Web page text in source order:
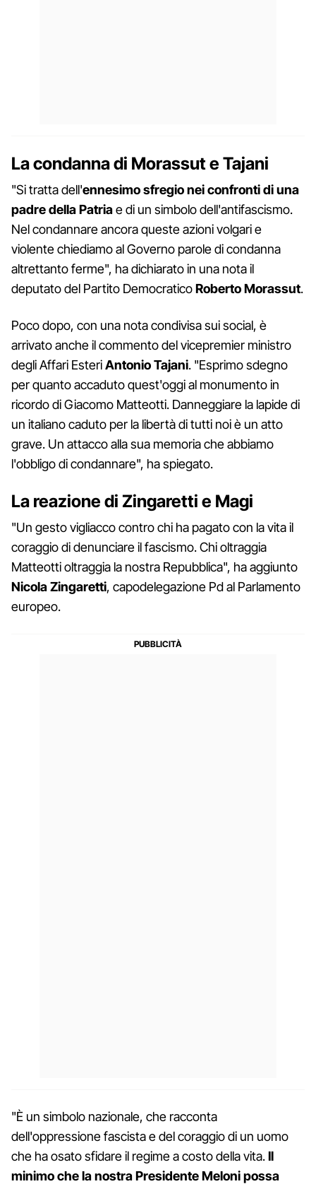
La condanna di Morassut e Tajani
"Si tratta dell'ennesimo sfregio nei confronti di una
padre della Patriae di un simbolo dell'antifascismo.
Nel condannare ancora queste azioni volgari e
violente chiediamo al Governo parole di condanna
altrettanto ferme", ha dichiarato in una nota il
deputato del Partito DemocraticoRoberto Morassut.
Poco dopo, con una nota condivisa sui social, è
arrivato anche il commento del vicepremier ministro
degli Affari EsteriAntonio Tajani. "Esprimo sdegno
per quanto accaduto quest'oggi al monumento in
ricordo di Giacomo Matteotti. Danneggiare la lapide di
un italiano caduto per la libertà di tutti noi è un atto
grave. Un attacco alla sua memoria che abbiamo
l'obbligo di condannare", ha spiegato.
La reazione di Zingaretti e Magi
"Un gesto vigliacco contro chi ha pagato con la vita il
coraggio di denunciare il fascismo. Chi oltraggia
Matteotti oltraggia la nostra Repubblica", ha aggiunto
Nicola Zingaretti, capodelegazione Pd al Parlamento
europeo.
"È un simbolo nazionale, che racconta
dell'oppressione fascista e del coraggio di un uomo
che ha osato sfidare il regime a costo della vita.Il
minimo che la nostra Presidente Meloni possa